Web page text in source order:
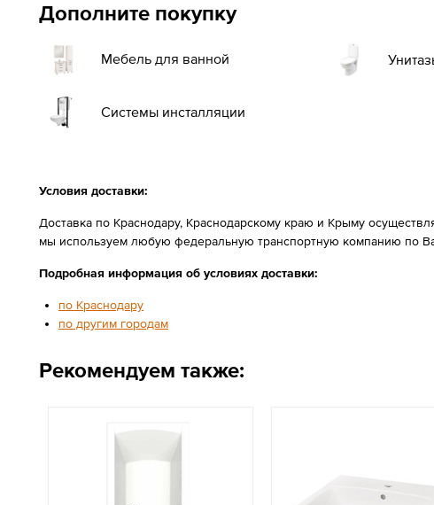
Дополните покупку
Мебель для ванной
Системы инсталляции
Условия доставки:
Доставка по Краснодару, Краснодарскому краю и Крыму
мы используем любую федеральную транспортную компанию по
Подробная информация об условиях доставки:
по Краснодару
по другим городам
Рекомендуем также: